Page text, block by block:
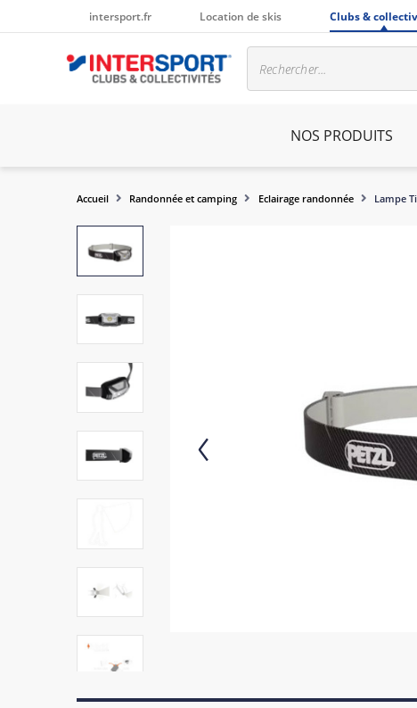
intersport.fr Location de skis Clubs &
NOS PRODUITS
Accueil Randonnée et camping Eclairage randonnée Lampe